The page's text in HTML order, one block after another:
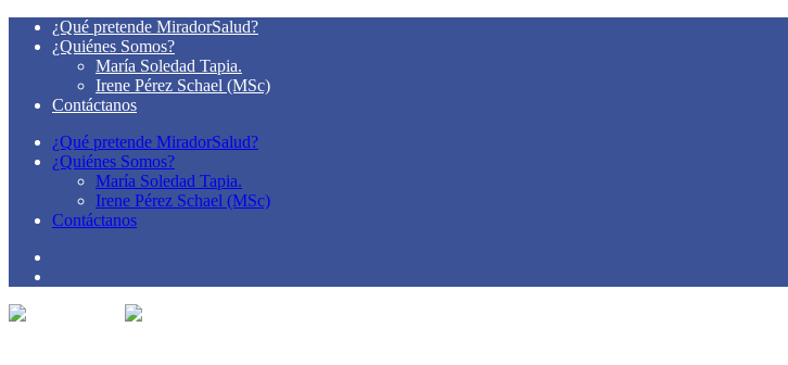
¿Qué pretende MiradorSalud?
¿Quiénes Somos?
María Soledad Tapia.
Irene Pérez Schael (MSc)
Contáctanos
¿Qué pretende MiradorSalud?
¿Quiénes Somos?
María Soledad Tapia.
Irene Pérez Schael (MSc)
Contáctanos